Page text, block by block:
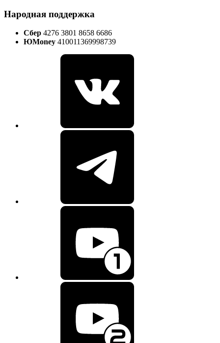
Народная поддержка
Сбер 4276 3801 8658 6686
ЮMoney 410011369998739